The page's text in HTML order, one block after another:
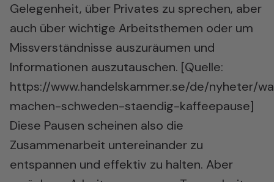
Gelegenheit, über Privates zu sprechen, aber
auch über wichtige Arbeitsthemen oder um
Missverständnisse auszuräumen und
Informationen auszutauschen. [Quelle:
https://www.handelskammer.se/de/nyheter/
machen-schweden-staendig-kaffeepause]
Diese Pausen scheinen also die
Zusammenarbeit untereinander zu
entspannen und effektiv zu halten. Aber